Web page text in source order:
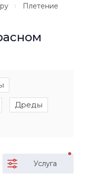
Плетение
Дреды
Услуга